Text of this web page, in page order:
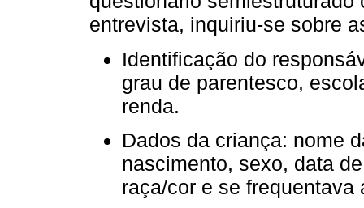
entrevista, inquiriu-se sobre
Identificação do
grau de parentesco,
renda.
Dados da criança: nome
nascimento, sexo, data
raça/cor e se frequentava